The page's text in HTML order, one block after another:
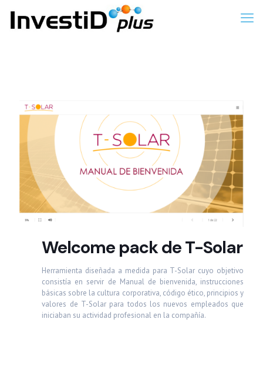
Welcome pack de T-Solar
Herramienta diseñada a medida para T-Solar cuyo objetivo
consistía en servir de Manual de bienvenida, instrucciones
básicas sobre la cultura corporativa, código ético, principios y
valores de T-Solar para todos los nuevos empleados que
iniciaban su actividad profesional en la compañía.